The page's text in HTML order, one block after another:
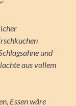
und
aus vollem
Essen wäre